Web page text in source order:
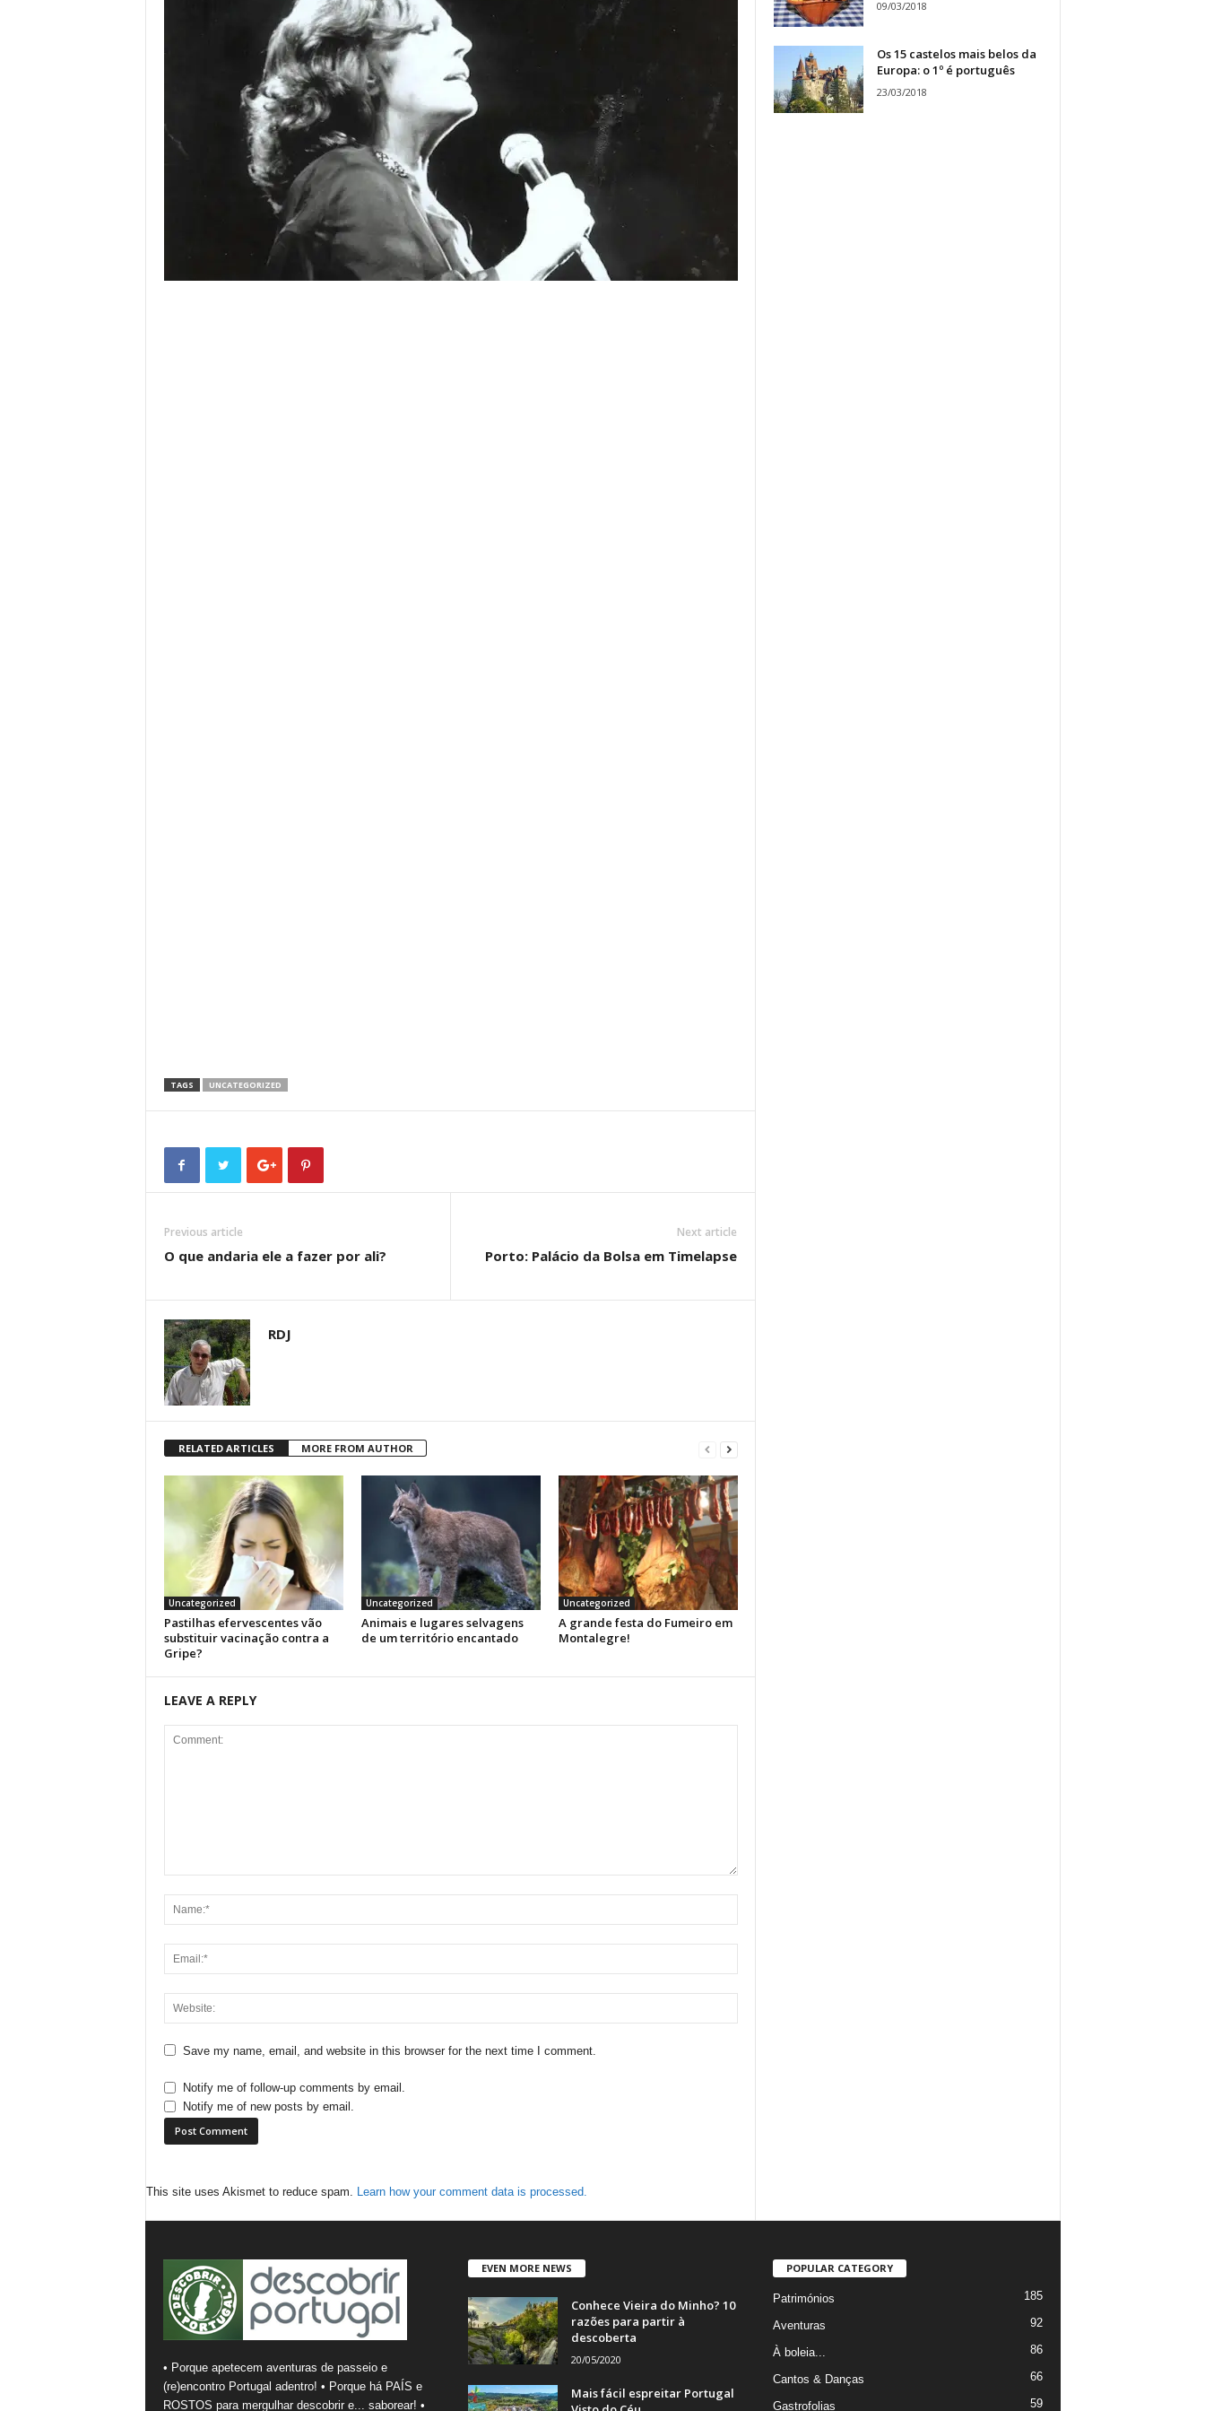
r
t
u
g
TAGS UNCATEGORIZED
Previous article
O que andaria ele a fazer por ali?
Next article
Porto: Palácio da Bolsa em Timelapse
RDJ
RELATED ARTICLES MORE FROM AUTHOR
Uncategorized
Pastilhas efervescentes vão
substituir vacinação contra a
Gripe?
Uncategorized
Animais e lugares selvagens
de um território encantado
Uncategorized
A grande festa do Fumeiro em
Montalegre!
LEAVE A REPLY
Save my name, email, and website in this browser for the next time I comment.
Notify me of follow-up comments by email.
Notify me of new posts by email.
This site uses Akismet to reduce spam. Learn how your comment data is processed.
09/03/2018
Os 15 castelos mais belos da
Europa: o 1º é português
23/03/2018
• Porque apetecem aventuras de passeio e
(re)encontro Portugal adentro! • Porque há PAÍS e
ROSTOS para mergulhar descobrir e... saborear! •
EVEN MORE NEWS
Conhece Vieira do Minho? 10
razões para partir à
descoberta
20/05/2020
Mais fácil espreitar Portugal
POPULAR CATEGORY
Patrimónios 185
Aventuras 92
À boleia... 86
Cantos & Danças 66
Gastrofolias 59